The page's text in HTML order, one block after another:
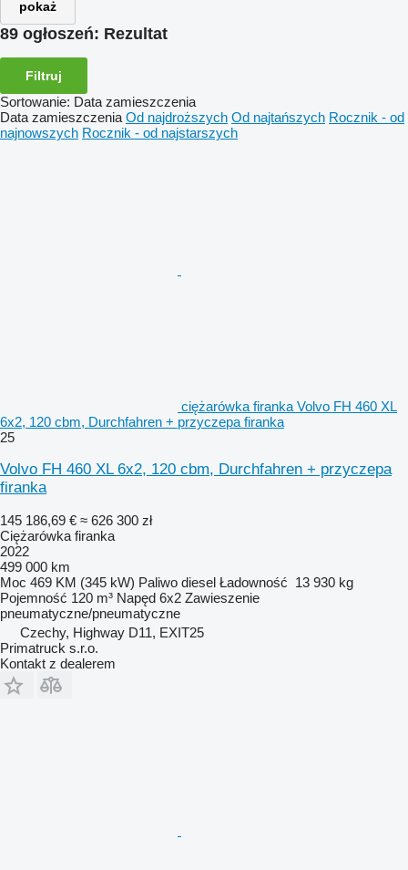
pokaż
89 ogłoszeń: Rezultat
Filtruj
Sortowanie: Data zamieszczenia
Data zamieszczenia Od najdroższych Od najtańszych Rocznik - od
najnowszych Rocznik - od najstarszych
ciężarówka firanka Volvo FH 460 XL
6x2, 120 cbm, Durchfahren + przyczepa firanka
25
Volvo FH 460 XL 6x2, 120 cbm, Durchfahren + przyczepa
firanka
145 186,69 € ≈ 626 300 zł
Ciężarówka firanka
2022
499 000 km
Moc 469 KM (345 kW) Paliwo diesel Ładowność 13 930 kg
Pojemność 120 m³ Napęd 6x2 Zawieszenie
pneumatyczne/pneumatyczne
Czechy, Highway D11, EXIT25
Primatruck s.r.o.
Kontakt z dealerem